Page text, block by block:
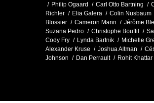
Philip Ogaard
Carl Otto Bartning
Richler
Elia Galera Colin Nusbaum
Blossier
Cameron Mann Jérôme
Suzana Pedro
Christophe Bouffil
Cody Fry
Lynda Bartnik Michelle
Alexander Kruse
Joshua Altman
Johnson
Dan Perrault Rohit Khattar